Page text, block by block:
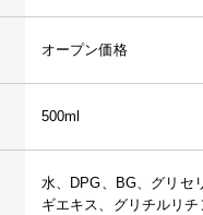
オープン価格
500ml
水、DPG、BG、グリセ
ギエキス、グリチルリチ